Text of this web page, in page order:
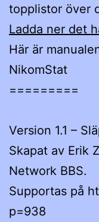
topplistor över
Ladda ner det
Här är
NikomStat
=========
Version 1.1 –
Skapat av Erik
Network BBS.
Supportas på
p=938